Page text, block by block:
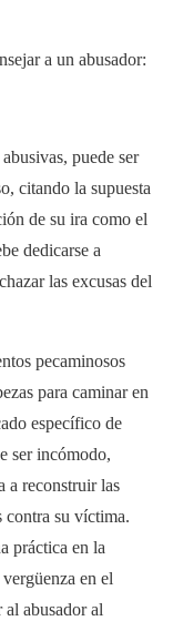
a un abusador:
puede ser
citando la supuesta
de su ira como el
dedicarse a
las excusas del
pecaminosos
para caminar en
específico de
ser incómodo,
a reconstruir las
contra su víctima.
práctica en la
en el
al abusador al